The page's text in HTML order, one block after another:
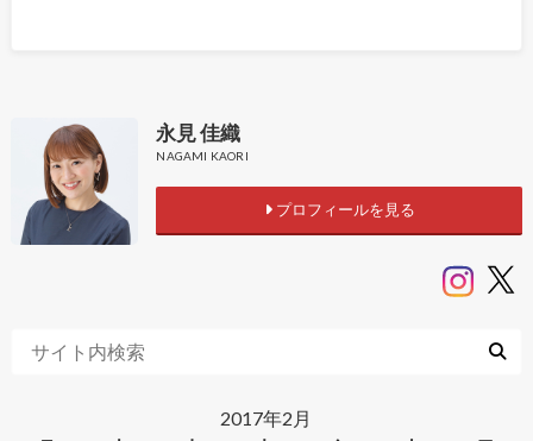
永見 佳織
NAGAMI KAORI
プロフィールを見る
2017年2月